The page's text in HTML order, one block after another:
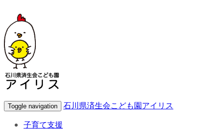
Toggle navigation
石川県済生会こども園アイリス
子育て支援